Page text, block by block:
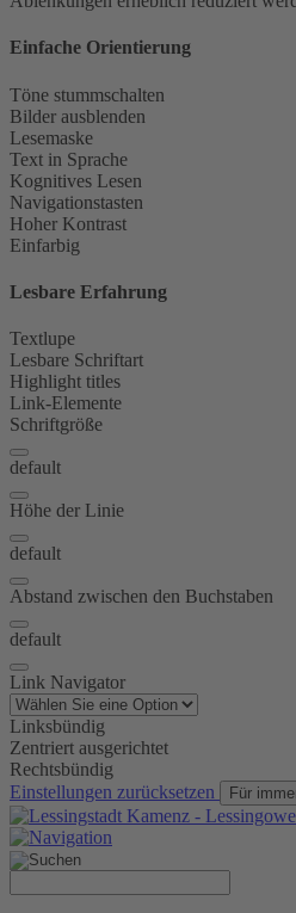
Einfache Orientierung
Töne stummschalten
Bilder ausblenden
Lesemaske
Text in Sprache
Kognitives Lesen
Navigationstasten
Hoher Kontrast
Einfarbig
Lesbare Erfahrung
Textlupe
Lesbare Schriftart
Highlight titles
Link-Elemente
Schriftgröße
default
Höhe der Linie
default
Abstand zwischen den Buchstaben
default
Link Navigator
Linksbündig
Zentriert ausgerichtet
Rechtsbündig
Einstellungen zurücksetzen
Für